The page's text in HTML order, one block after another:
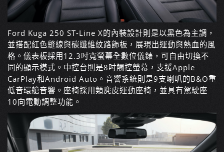
Ford Kuga 250 ST-Line X的內裝設計則是以黑色為主調，
並搭配紅色縫線與碳纖維紋路飾板，展現出運動與熱血的風
格。儀表板採用12.3吋寬螢幕全數位儀錶，可自由切換不
同的顯示模式。中控台則是8吋觸控螢幕，支援Apple
CarPlay和Android Auto 。音響系統則是9支喇叭的B&O重
低音環艙音響。座椅採用類麂皮運動座椅，並具有駕駛座
10向電動調整功能。